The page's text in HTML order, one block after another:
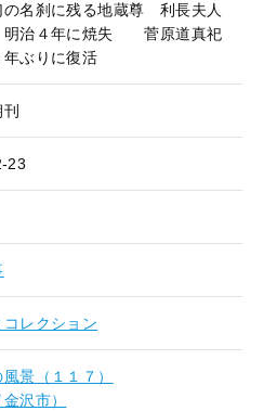
名刹に残る地蔵尊 利長夫人
治４年に焼失 菅原道真祀
ぶりに復活
23
レクション
景（１１７）
沢市）